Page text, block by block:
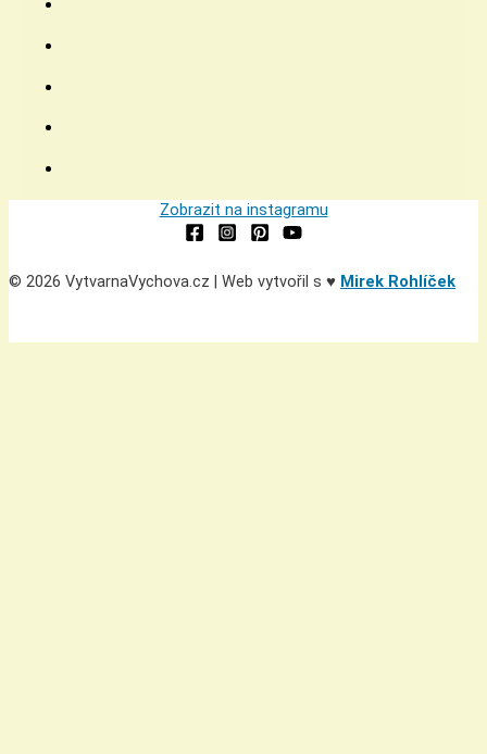
Zobrazit na instagramu
© 2026 VytvarnaVychova.cz | Web vytvořil s ♥ Mirek Rohlíček